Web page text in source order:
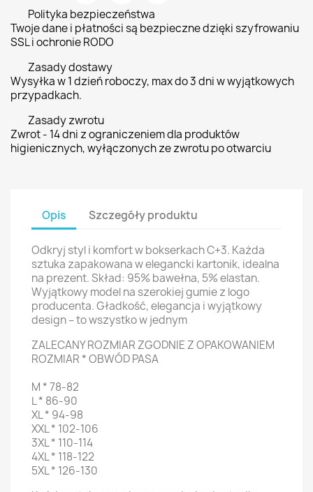
Polityka bezpieczeństwa
Twoje dane i płatności są bezpieczne dzięki szyfrowaniu
SSL i ochronie RODO
Zasady dostawy
Wysyłka w 1 dzień roboczy, max do 3 dni w wyjątkowych
przypadkach.
Zasady zwrotu
Zwrot - 14 dni z ograniczeniem dla produktów
higienicznych, wyłączonych ze zwrotu po otwarciu
Opis Szczegóły produktu
Odkryj styl i komfort w bokserkach C+3. Każda
sztuka zapakowana w elegancki kartonik, idealna
na prezent. Skład: 95% bawełna, 5% elastan.
Wyjątkowy model na szerokiej gumie z logo
producenta. Gładkość, elegancja i wyjątkowy
design – to wszystko w jednym
ZALECANY ROZMIAR ZGODNIE Z OPAKOWANIEM
ROZMIAR * OBWÓD PASA
M * 78-82
L * 86-90
XL * 94-98
XXL * 102-106
3XL * 110-114
4XL * 118-122
5XL * 126-130